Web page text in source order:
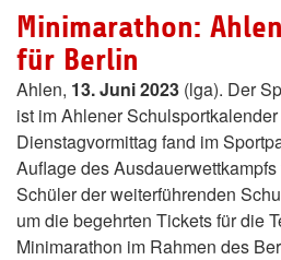
Minimarathon:
für Berlin
Ahlen, 13. Juni 2023 (lga). Der
ist im Ahlener
Dienstagvormittag fand im
Auflage des
Schüler der weiterführenden
um die begehrten Tickets für die
Minimarathon im Rahmen des